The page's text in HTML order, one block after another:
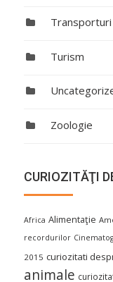
Transporturi
Turism
Zoologie
CURIOZITĂŢI
Africa Alimentaţie
recordurilor
2015 curiozitati
animale